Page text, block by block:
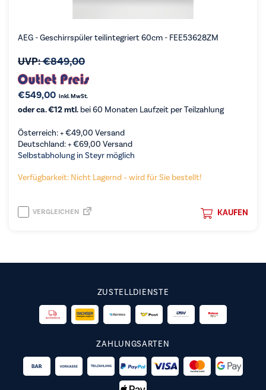
AEG - Geschirrspüler teilintegriert 60cm - FEE53628ZM
UVP:€849,00
€549,00 inkl. MwSt.
oder ca. €12 mtl. bei 60 Monaten Laufzeit per Teilzahlung
Österreich: +€49,00 Versand
Deutschland: +€69,00 Versand
Selbstabholung in Steyr möglich
Verfügbarkeit: Nicht Lagernd – wird für Sie bestellt!
KAUFEN
VERGLEICHEN
ZUSTELLDIENSTE
ZAHLUNGSARTEN